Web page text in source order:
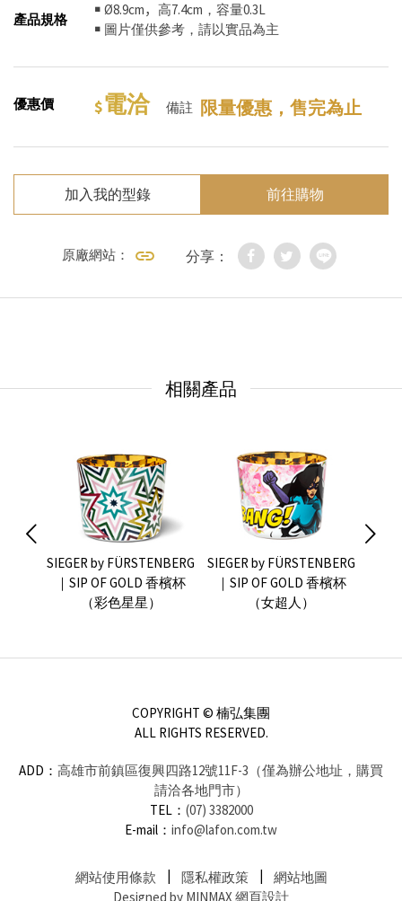
產品規格
￭ Ø8.9cm，高7.4cm，容量0.3L
￭ 圖片僅供參考，請以實品為主
優惠價 電洽 備註 限量優惠，售完為止
加入我的型錄 前往購物
原廠網站： 分享：
相關產品
SIEGER by FÜRSTENBERG
｜SIP OF GOLD 香檳杯
（彩色星星）
SIEGER by FÜRSTENBERG
｜SIP OF GOLD 香檳杯
（女超人）
COPYRIGHT © 楠弘集團
ALL RIGHTS RESERVED.
ADD： 高雄市前鎮區復興四路12號11F-3（僅為辦公地址，購買
請洽各地門市）
TEL： (07) 3382000
E-mail： info@lafon.com.tw
網站使用條款 隱私權政策
網站地圖
Designed by MINMAX 網頁設計